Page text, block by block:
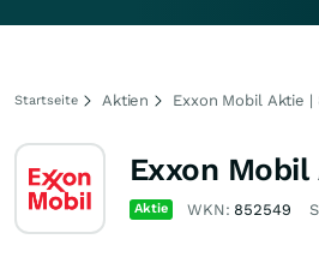
Startseite Aktien Exxon Mobil Aktie |
Exxon
Aktie WKN: 852549